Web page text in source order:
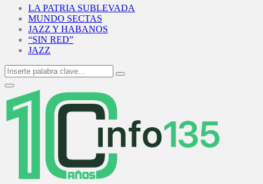
LA PATRIA SUBLEVADA
MUNDO SECTAS
JAZZ Y HABANOS
“SIN RED”
JAZZ
Search
for:
Search
Primary
Menu